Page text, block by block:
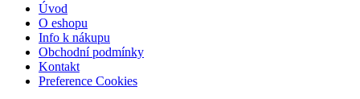
Úvod
O eshopu
Info k nákupu
Obchodní podmínky
Kontakt
Preference Cookies